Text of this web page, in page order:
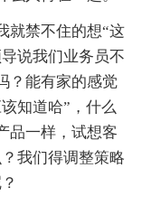
就禁不住的想“这
说我们业务员不
？能有家的感觉
知道哈”，什么
品一样，试想客
我们得调整策略